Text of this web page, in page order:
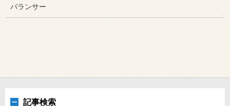
バランサー
記事検索